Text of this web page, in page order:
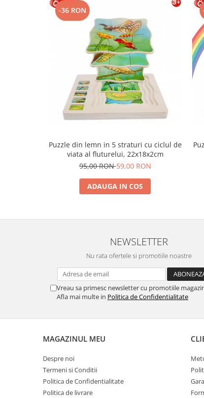
-36 RON
Puzzle din lemn in 5 straturi cu ciclul de
viata al fluturelui, 22x18x2cm
95,00 RON59,00 RON
ADAUGA IN COS
NEWSLETTER
Nu rata ofertele si promotiile noastre
Vreau sa primesc newsletter cu promotiile
Afla mai multe in Politica de Confidentialitate
MAGAZINUL MEU
Despre noi
Termeni si Conditii
Politica de Confidentialitate
Politica de livrare